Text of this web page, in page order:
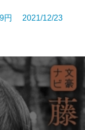
円 2021/12/23